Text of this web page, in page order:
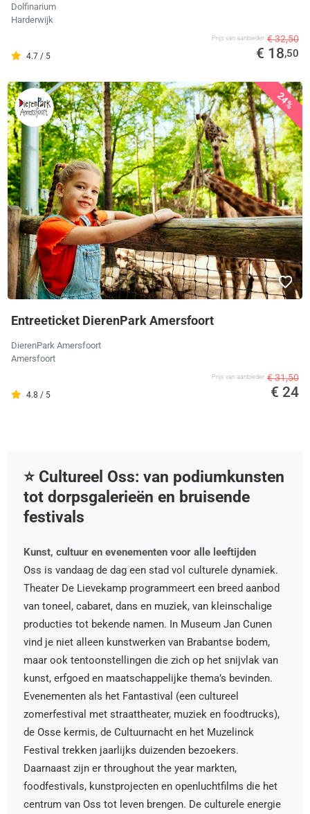
Dolfinarium
Harderwijk
4.7 / 5
Prijs van aanbieder € 32,50
€ 18,50
24%
Entreeticket DierenPark Amersfoort
DierenPark Amersfoort
Amersfoort
4.8 / 5
Prijs van aanbieder € 31,50
€ 24
⭐️ Cultureel Oss: van podiumkunsten
tot dorpsgalerieën en bruisende
festivals
Kunst, cultuur en evenementen voor alle leeftijden
Oss is vandaag de dag een stad vol culturele dynamiek.
Theater De Lievekamp programmeert een breed aanbod
van toneel, cabaret, dans en muziek, van kleinschalige
producties tot bekende namen. In Museum Jan Cunen
vind je niet alleen kunstwerken van Brabantse bodem,
maar ook tentoonstellingen die zich op het snijvlak van
kunst, erfgoed en maatschappelijke thema’s bevinden.
Evenementen als het Fantastival (een cultureel
zomerfestival met straattheater, muziek en foodtrucks),
de Osse kermis, de Cultuurnacht en het Muzelinck
Festival trekken jaarlijks duizenden bezoekers.
Daarnaast zijn er throughout the year markten,
foodfestivals, kunstprojecten en openluchtfilms die het
centrum van Oss tot leven brengen. De culturele energie